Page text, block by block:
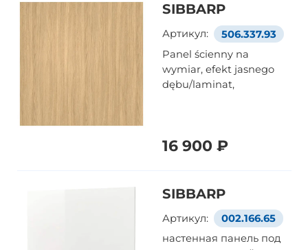
SIBBARP
Артикул:
506.337.93
Panel ścienny na
wymiar, efekt jasnego
dębu/laminat,
16 900 ₽
SIBBARP
Артикул:
002.166.65
настенная панель под